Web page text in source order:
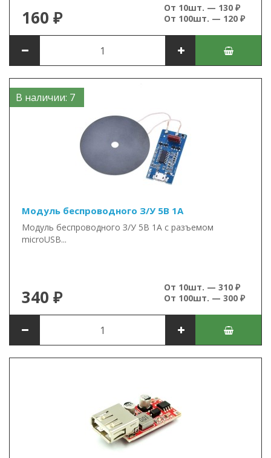
160 ₽
От 10шт. — 130 ₽
От 100шт. — 120 ₽
В наличии: 7
Модуль беспроводного З/У 5В 1А
Модуль беспроводного З/У 5В 1А с разъемом
microUSB...
340 ₽
От 10шт. — 310 ₽
От 100шт. — 300 ₽